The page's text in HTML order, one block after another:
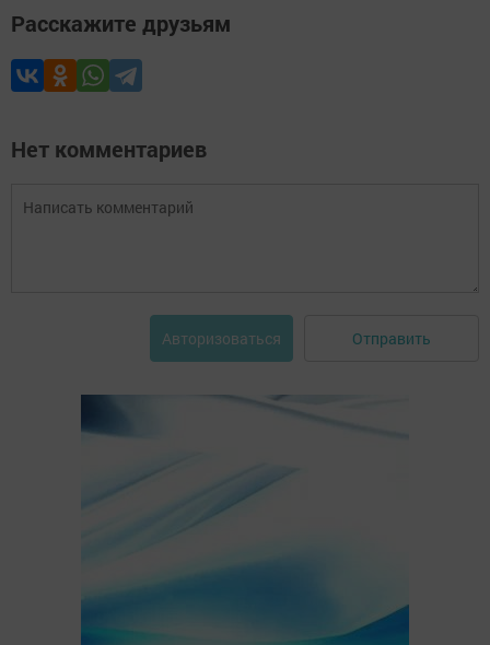
Расскажите друзьям
Нет комментариев
Авторизоваться Отправить